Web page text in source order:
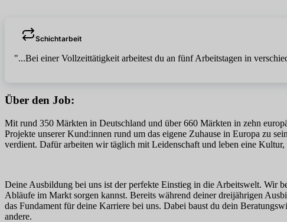
Schichtarbeit
"...Bei einer Vollzeittätigkeit arbeitest du an fünf Arbeitstagen in
Über den Job:
Mit rund 350 Märkten in Deutschland und über 660 Märkten in zehn
Projekte unserer Kund:innen rund um das eigene Zuhause in Europa zu
verdient. Dafür arbeiten wir täglich mit Leidenschaft und leben eine
Deine Ausbildung bei uns ist der perfekte Einstieg in die Arbeitswelt. Wir
Abläufe im Markt sorgen kannst. Bereits während deiner dreijährigen
das Fundament für deine Karriere bei uns. Dabei baust du dein
andere.